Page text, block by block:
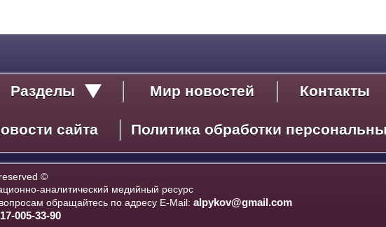
Разделы
Экономика
Социум
Культура
Спорт
Дебют
Мир новостей Контакты
сайта Политика обработки
©
аналитический медийный ресурс
обращайтесь по адресу E-Mail: alpykov@gmail.com
005-33-90